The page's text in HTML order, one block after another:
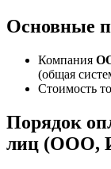
Основные
Компания
(общая
Стоимость
Порядок
лиц (ООО,